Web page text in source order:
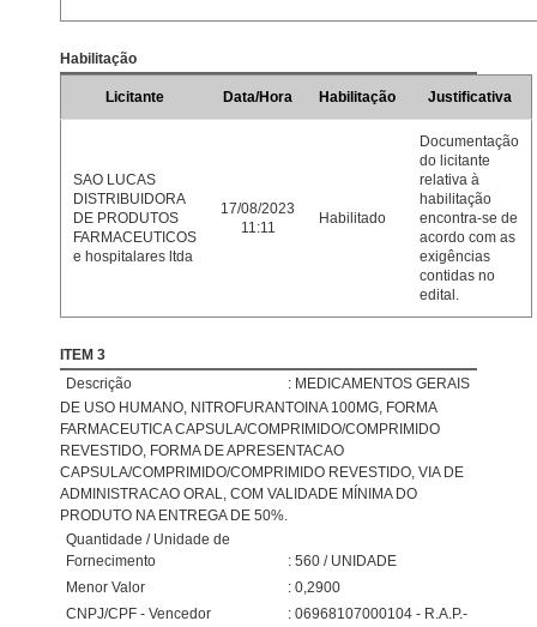
Habilitação
Licitante Data/Hora Habilitação Justificativa
SAO LUCAS
DISTRIBUIDORA
DE PRODUTOS
FARMACEUTICOS
e hospitalares ltda
17/08/2023
11:11
Habilitado
Documentação
do licitante
relativa à
habilitação
encontra-se de
acordo com as
exigências
contidas no
edital.
ITEM 3
Descrição
: MEDICAMENTOS GERAIS
DE USO HUMANO, NITROFURANTOINA 100MG, FORMA
FARMACEUTICA CAPSULA/COMPRIMIDO/COMPRIMIDO
REVESTIDO, FORMA DE APRESENTACAO
CAPSULA/COMPRIMIDO/COMPRIMIDO REVESTIDO, VIA DE
ADMINISTRACAO ORAL, COM VALIDADE MÍNIMA DO
PRODUTO NA ENTREGA DE 50%.
Quantidade / Unidade de
Fornecimento
: 560 / UNIDADE
Menor Valor
: 0,2900
CNPJ/CPF - Vencedor
: 06968107000104 - R.A.P.-